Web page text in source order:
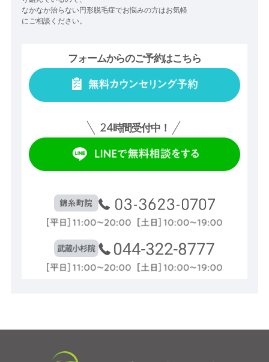
なかなか治らない円形脱毛症でお悩みの方はお気軽
にご相談ください。
フォームからのご予約はこちら
24時間受付中！